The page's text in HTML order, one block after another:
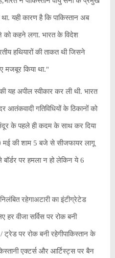
था. यही कारण है कि पाकिस्तान अब
को कहने लगा. भारत के विदेश
हथियारों की ताकत थी जिसने
मजबूर किया था."
यह अपील स्वीकार कर ली थी. भारत
आतंकवादी गतिविधियों के ठिकानों को
के पहले ही कदम के साथ कर दिया
मई की शाम 5 बजे से सीजफायर लागू
पर हमला न हो लेकिन ये 6
रहेगाअटारी का इंटीग्रेटेड
हर वीजा सर्विस पर रोक बनी
पर रोक बनी रहेगीपाकिस्तान के
एक्टर्स और आर्टिस्ट्स पर बैन